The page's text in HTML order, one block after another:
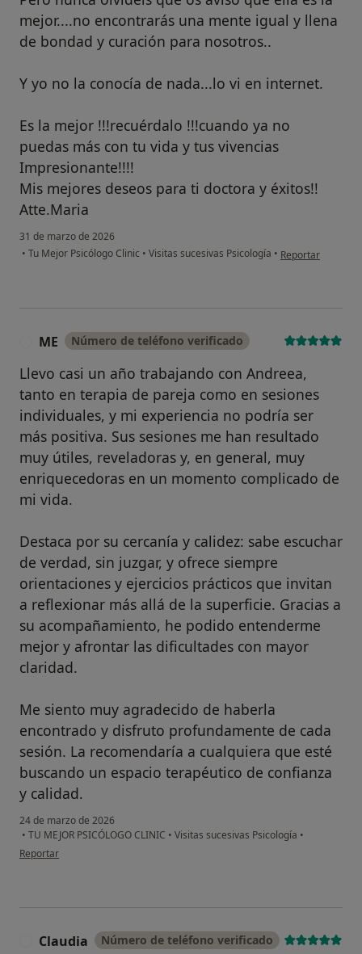
mejor....no encontrarás una mente igual y llena
de bondad y curación para nosotros..
Y yo no la conocía de nada...lo vi en internet.
Es la mejor !!!recuérdalo !!!cuando ya no
puedas más con tu vida y tus vivencias
Impresionante!!!!
Mis mejores deseos para ti doctora y éxitos!!
Atte.Maria
31 de marzo de 2026
• Tu Mejor Psicólogo Clinic • Visitas sucesivas Psicología • en opinión del
Reportar
ME Número de teléfono verificado
Llevo casi un año trabajando con Andreea,
tanto en terapia de pareja como en sesiones
individuales, y mi experiencia no podría ser
más positiva. Sus sesiones me han resultado
muy útiles, reveladoras y, en general, muy
enriquecedoras en un momento complicado de
mi vida.
Destaca por su cercanía y calidez: sabe escuchar
de verdad, sin juzgar, y ofrece siempre
orientaciones y ejercicios prácticos que invitan
a reflexionar más allá de la superficie. Gracias a
su acompañamiento, he podido entenderme
mejor y afrontar las dificultades con mayor
claridad.
Me siento muy agradecido de haberla
encontrado y disfruto profundamente de cada
sesión. La recomendaría a cualquiera que esté
buscando un espacio terapéutico de confianza
y calidad.
24 de marzo de 2026
• TU MEJOR PSICÓLOGO CLINIC • Visitas sucesivas Psicología •
en opinión del usuario ME
Reportar
Claudia Número de teléfono verificado